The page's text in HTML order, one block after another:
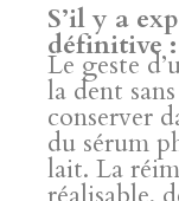
S’il y a
définitive :
Le geste
la dent
conserver
du sérum
lait. La